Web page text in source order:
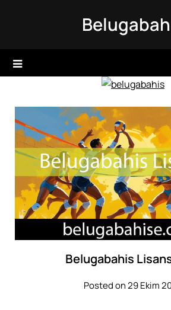
Belugabahis
Posted on 29 Ekim